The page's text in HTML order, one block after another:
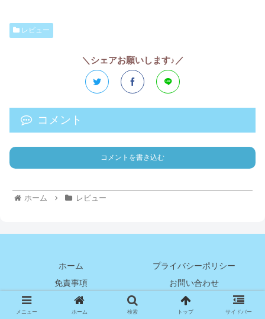
レビュー
＼シェアお願いします♪／
コメント
コメントを書き込む
ホーム レビュー
ホーム
プライバシーポリシー
免責事項
お問い合わせ
© 2021 みこメモ.
メニュー ホーム 検索 トップ サイドバー